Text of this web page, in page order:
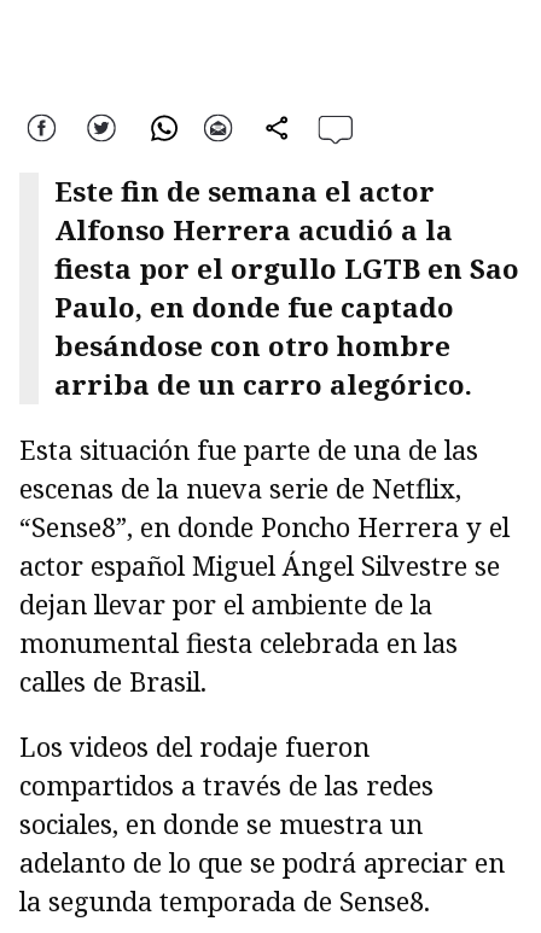
Facebook Twitter WhatsApp Correo comparte
Este fin de semana el actor
Alfonso Herrera acudió a la
fiesta por el orgullo LGTB en Sao
Paulo, en donde fue captado
besándose con otro hombre
arriba de un carro alegórico.
Esta situación fue parte de una de las
escenas de la nueva serie de Netflix,
“Sense8”, en donde Poncho Herrera y el
actor español Miguel Ángel Silvestre se
dejan llevar por el ambiente de la
monumental fiesta celebrada en las
calles de Brasil.
Los videos del rodaje fueron
compartidos a través de las redes
sociales, en donde se muestra un
adelanto de lo que se podrá apreciar en
la segunda temporada de Sense8.